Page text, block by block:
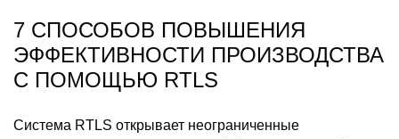
7 СПОСОБОВ ПОВЫШЕНИЯ
ЭФФЕКТИВНОСТИ ПРОИЗВОДСТВА
С ПОМОЩЬЮ RTLS
Система RTLS открывает неограниченные